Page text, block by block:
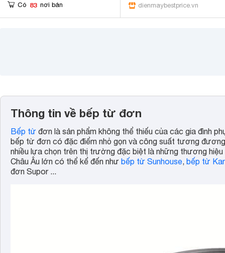
Có 83 nơi bán dienmaybestprice.vn
Thông tin về bếp từ đơn
Bếp từ đơn là sản phẩm không thể thiếu của các gia đình
bếp từ đơn có đặc điểm nhỏ gọn và công suất tương
nhiều lựa chọn trên thị trường đặc biệt là những thương
Châu Âu lớn có thể kể đến như bếp từ Sunhouse, bếp từ
đơn Supor ...